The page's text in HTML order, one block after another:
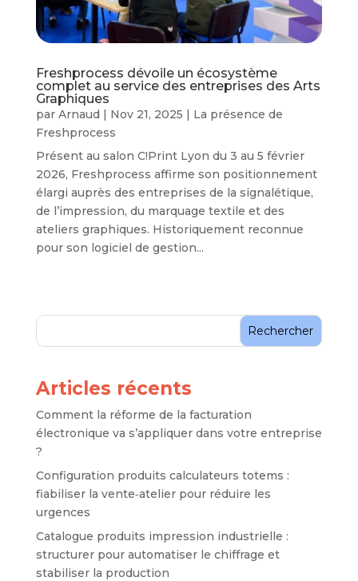
Freshprocess dévoile un écosystème
complet au service des entreprises des Arts
Graphiques
par Arnaud | Nov 21, 2025 | La présence de
Freshprocess
Présent au salon C!Print Lyon du 3 au 5 février
2026, Freshprocess affirme son positionnement
élargi auprès des entreprises de la signalétique,
de l’impression, du marquage textile et des
ateliers graphiques. Historiquement reconnue
pour son logiciel de gestion...
Rechercher
Articles récents
Comment la réforme de la facturation
électronique va s’appliquer dans votre entreprise
?
Configuration produits calculateurs totems :
fiabiliser la vente‑atelier pour réduire les
urgences
Catalogue produits impression industrielle :
structurer pour automatiser le chiffrage et
stabiliser la production